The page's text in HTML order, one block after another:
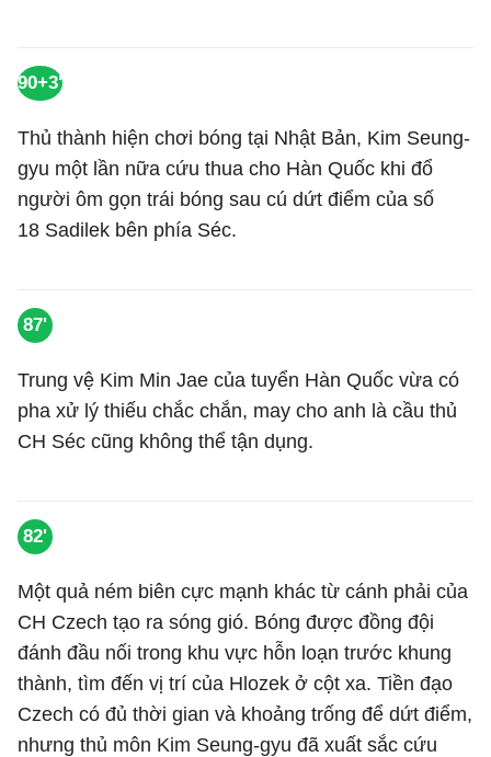
90+3'
Thủ thành hiện chơi bóng tại Nhật Bản, Kim Seung-
gyu một lần nữa cứu thua cho Hàn Quốc khi đổ
người ôm gọn trái bóng sau cú dứt điểm của số
18 Sadilek bên phía Séc.
87'
Trung vệ Kim Min Jae của tuyển Hàn Quốc vừa có
pha xử lý thiếu chắc chắn, may cho anh là cầu thủ
CH Séc cũng không thể tận dụng.
82'
Một quả ném biên cực mạnh khác từ cánh phải của
CH Czech tạo ra sóng gió. Bóng được đồng đội
đánh đầu nối trong khu vực hỗn loạn trước khung
thành, tìm đến vị trí của Hlozek ở cột xa. Tiền đạo
Czech có đủ thời gian và khoảng trống để dứt điểm,
nhưng thủ môn Kim Seung-gyu đã xuất sắc cứu